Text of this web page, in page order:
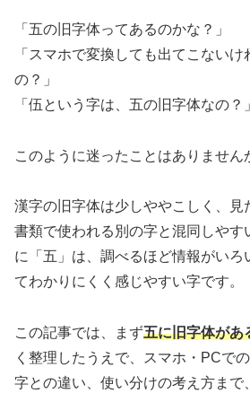
「五の旧字体ってあるのかな？」
「スマホで変換しても出てこない
の？」
「伍という字は、五の旧字体なの？」
このように迷ったことはありません
漢字の旧字体は少しややこしく、見
書類で使われる別の字と混同しやす
に「五」は、調べるほど情報がいろ
てわかりにくく感じやすい字です。
この記事では、まず五に旧字体があ
く整理したうえで、スマホ・PCで
字との違い、使い分けの考え方まで